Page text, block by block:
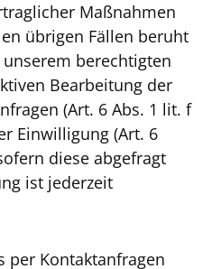
Maßnahmen
übrigen Fällen beruht
berechtigten
Bearbeitung der
(Art. 6 Abs. 1 lit. f
Einwilligung (Art. 6
diese abgefragt
ist jederzeit
per Kontaktanfragen